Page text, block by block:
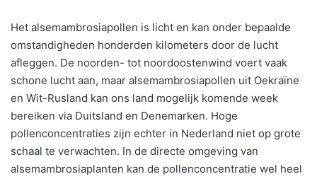
Het alsemambrosiapollen is licht en kan onder bepaalde
omstandigheden honderden kilometers door de lucht
afleggen. De noorden- tot noordoostenwind voert vaak
schone lucht aan, maar alsemambrosiapollen uit Oekraïne
en Wit-Rusland kan ons land mogelijk komende week
bereiken via Duitsland en Denemarken. Hoge
pollenconcentraties zijn echter in Nederland niet op grote
schaal te verwachten. In de directe omgeving van
alsemambrosiaplanten kan de pollenconcentratie wel heel